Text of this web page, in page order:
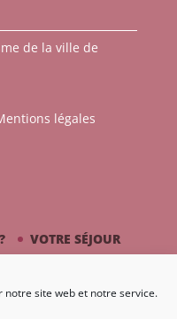
notre site web et notre service.
de la ville de
légales
VOTRE SÉJOUR